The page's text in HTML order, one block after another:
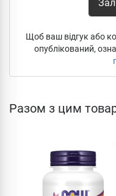
Щоб ваш відгук або
опублікований,
Разом з цим